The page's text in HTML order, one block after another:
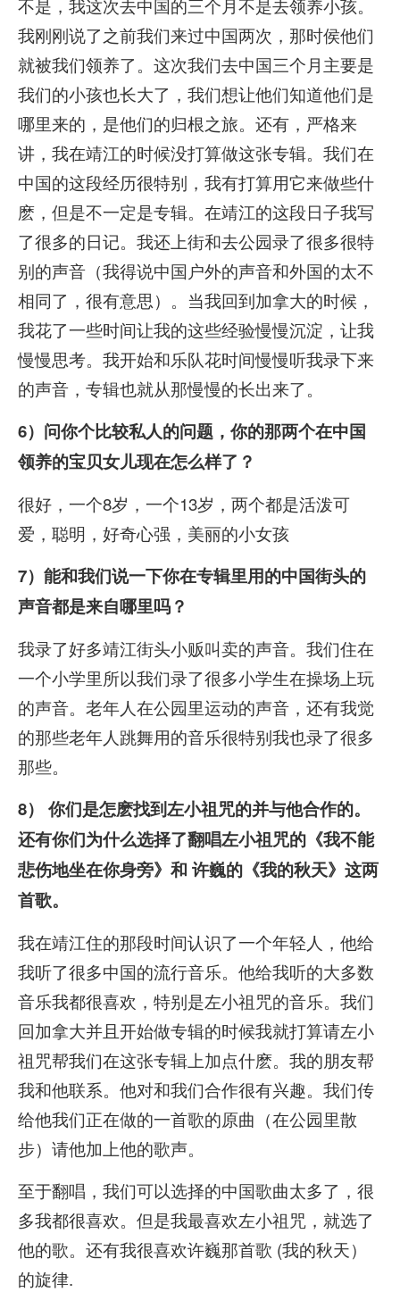
我刚刚说了之前我们来过中国两次，那时侯他们
就被我们领养了。这次我们去中国三个月主要是
我们的小孩也长大了，我们想让他们知道他们是
哪里来的，是他们的归根之旅。还有，严格来
讲，我在靖江的时候没打算做这张专辑。我们在
中国的这段经历很特别，我有打算用它来做些什
麽，但是不一定是专辑。在靖江的这段日子我写
了很多的日记。我还上街和去公园录了很多很特
别的声音（我得说中国户外的声音和外国的太不
相同了，很有意思）。当我回到加拿大的时候，
我花了一些时间让我的这些经验慢慢沉淀，让我
慢慢思考。我开始和乐队花时间慢慢听我录下来
的声音，专辑也就从那慢慢的长出来了。
6）问你个比较私人的问题，你的那两个在中国
领养的宝贝女儿现在怎么样了？
很好，一个8岁，一个13岁，两个都是活泼可
爱，聪明，好奇心强，美丽的小女孩
7）能和我们说一下你在专辑里用的中国街头的
声音都是来自哪里吗？
我录了好多靖江街头小贩叫卖的声音。我们住在
一个小学里所以我们录了很多小学生在操场上玩
的声音。老年人在公园里运动的声音，还有我觉
的那些老年人跳舞用的音乐很特别我也录了很多
那些。
8） 你们是怎麽找到左小祖咒的并与他合作的。
还有你们为什么选择了翻唱左小祖咒的《我不能
悲伤地坐在你身旁》和 许巍的《我的秋天》这两
首歌。
我在靖江住的那段时间认识了一个年轻人，他给
我听了很多中国的流行音乐。他给我听的大多数
音乐我都很喜欢，特别是左小祖咒的音乐。我们
回加拿大并且开始做专辑的时候我就打算请左小
祖咒帮我们在这张专辑上加点什麽。我的朋友帮
我和他联系。他对和我们合作很有兴趣。我们传
给他我们正在做的一首歌的原曲（在公园里散
步）请他加上他的歌声。
至于翻唱，我们可以选择的中国歌曲太多了，很
多我都很喜欢。但是我最喜欢左小祖咒，就选了
他的歌。还有我很喜欢许巍那首歌 (我的秋天）
的旋律.